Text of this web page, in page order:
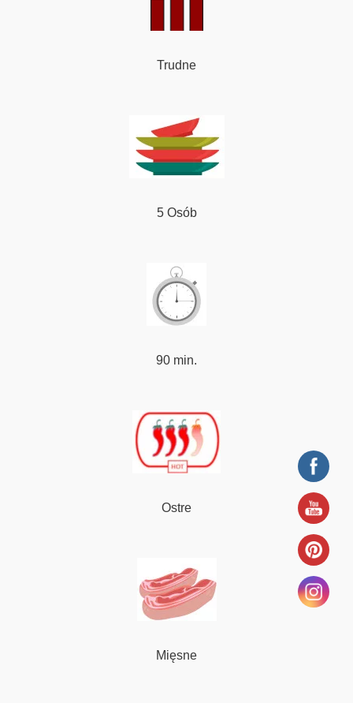
Trudne
5 Osób
90 min.
Ostre
Mięsne